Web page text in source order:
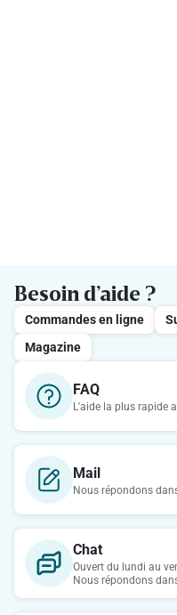
Besoin d’aide ?
Commandes en ligne
Magazine
FAQ
L'aide la plus rapide
Mail
Nous répondons
Chat
Ouvert du lundi au
Nous répondons